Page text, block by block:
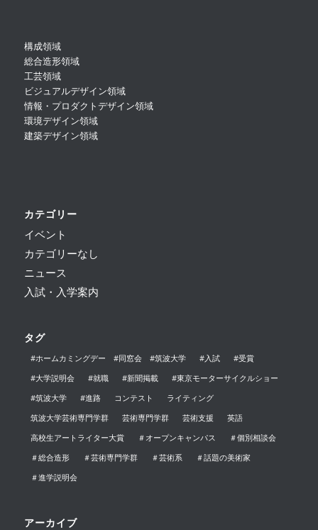
構成領域
総合造形領域
工芸領域
ビジュアルデザイン領域
情報・プロダクトデザイン領域
環境デザイン領域
建築デザイン領域
カテゴリー
イベント
カテゴリーなし
ニュース
入試・入学案内
タグ
#ホームカミングデー #同窓会 #筑波大学 #入試
#受賞
#大学説明会
#就職 #新聞掲載
#東京モーターサイクルショー
#筑波大学
#進路 コンテスト
ライティング
筑波大学芸術専門学群
芸術専門学群 芸術支援
英語
高校生アートライター大賞
＃オープンキャンパス
＃個別相談会
＃総合造形
＃芸術専門学群 ＃芸術系
＃話題の美術家
＃進学説明会
アーカイブ